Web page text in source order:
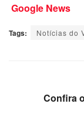
Google News
Tags: Notícias do
Confira